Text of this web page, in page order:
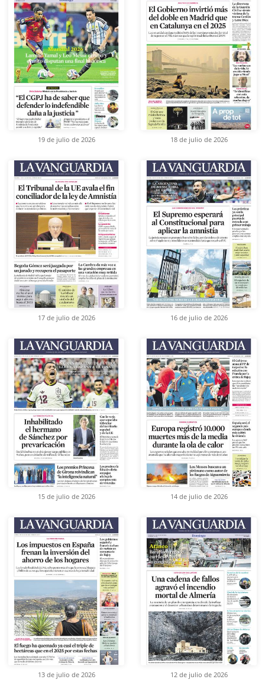
19 de julio de 2026 18 de julio de 2026
17 de julio de 2026 16 de julio de 2026
15 de julio de 2026 14 de julio de 2026
13 de julio de 2026 12 de julio de 2026